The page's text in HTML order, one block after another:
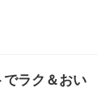
でラク＆おい